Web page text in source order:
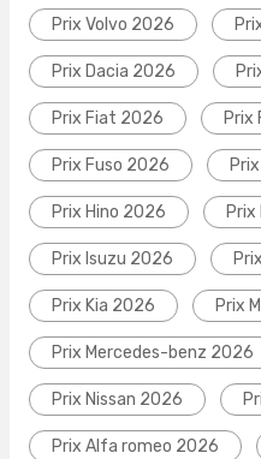
Prix Volvo 2026
Prix Dacia 2026
Prix Fiat 2026 Prix
Prix Fuso 2026
Prix Hino 2026
Prix Isuzu 2026
Prix Kia 2026 Prix
Prix Mercedes-benz 2026
Prix Nissan 2026
Prix Alfa romeo 2026